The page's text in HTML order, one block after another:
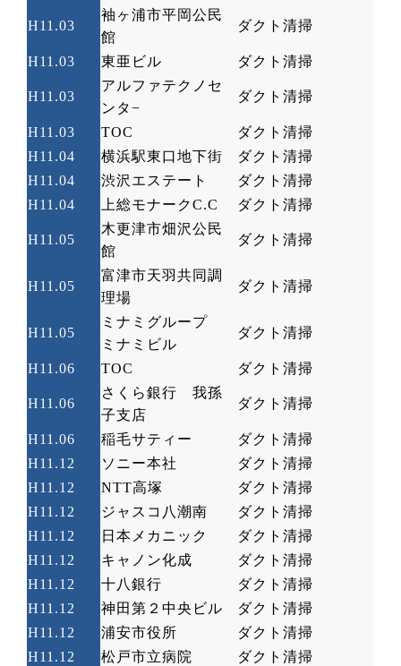
H11.03
袖ヶ浦市平岡公民
館
ダクト清掃
H11.03 東亜ビル ダクト清掃
H11.03
アルファテクノセ
ンタ−
ダクト清掃
H11.03 TOC
ダクト清掃
H11.04
横浜駅東口地下街
ダクト清掃
H11.04
渋沢エステート
ダクト清掃
H11.04
上総モナークC.C ダクト清掃
H11.05
木更津市畑沢公民
館
ダクト清掃
H11.05
富津市天羽共同調
理場
ダクト清掃
H11.05
ミナミグループ
ミナミビル
ダクト清掃
H11.06 TOC ダクト清掃
H11.06
さくら銀行 我孫
子支店
ダクト清掃
H11.06 稲毛サティー
ダクト清掃
H11.12
ソニー本社
ダクト清掃
H11.12
NTT高塚
ダクト清掃
H11.12
ジャスコ八潮南
ダクト清掃
H11.12
日本メカニック
ダクト清掃
H11.12
キャノン化成
ダクト清掃
H11.12
十八銀行
ダクト清掃
H11.12
神田第２中央ビル
ダクト清掃
H11.12
浦安市役所
ダクト清掃
H11.12
松戸市立病院
ダクト清掃